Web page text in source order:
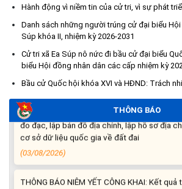
Hành động vì niềm tin của cử tri, vì sự phát
Danh sách những người trúng cử đại biểu Hội
Súp khóa II, nhiệm kỳ 2026-2031
Cử tri xã Ea Súp nô nức đi bầu cử đại biểu
biểu Hội đồng nhân dân các cấp nhiệm kỳ
Bầu cử Quốc hội khóa XVI và HĐND: Trách
THÔNG BÁO
(06/08/2026)
Thông báo nghiêm cấm sử dụng đất với khu
cấp đất sản xuất cho các hộ nghèo, cận
xuất trên địa bàn xã.
THÔNG BÁO: Cảnh báo thủ đoạn lừa đảo
đo đạc, lập bản đồ địa chính, lập hồ sơ địa
cơ sở dữ liệu quốc gia về đất đai
(03/08/2026)
nghị hỗ trợ khắc phục thiệt hại do thiên tai